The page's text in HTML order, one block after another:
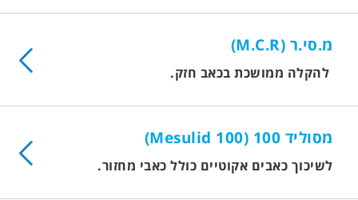
מ.סי.ר (M.C.R)
להקלה ממושכת בכאב חזק.
מסוליד 100 (Mesulid 100)
לשיכוך כאבים אקוטיים כולל כאבי מחזור.